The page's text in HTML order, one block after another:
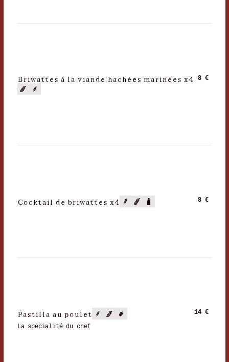
Briwattes à la viande hachées marinées x4 8 €
Cocktail de briwattes x4 8 €
Pastilla au poulet
La spécialité du chef
14 €